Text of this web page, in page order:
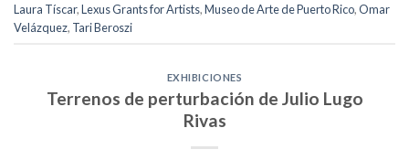
Laura Tíscar,Lexus Grants for Artists,Museo de Arte de Puerto Rico,Omar
Velázquez, Tari Beroszi
EXHIBICIONES
Terrenos de perturbación de Julio Lugo
Rivas